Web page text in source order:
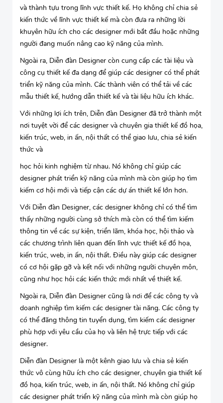
và thành tựu trong lĩnh vực thiết kế. Họ không chỉ chia sẻ
kiến thức về lĩnh vực thiết kế mà còn đưa ra những lời
khuyên hữu ích cho các designer mới bắt đầu hoặc những
người đang muốn nâng cao kỹ năng của mình.
Ngoài ra, Diễn đàn Designer còn cung cấp các tài liệu và
công cụ thiết kế đa dạng để giúp các designer có thể phát
triển kỹ năng của mình. Các thành viên có thể tải về các
mẫu thiết kế, hướng dẫn thiết kế và tài liệu hữu ích khác.
Với những lợi ích trên, Diễn đàn Designer đã trở thành một
nơi tuyệt vời để các designer và chuyên gia thiết kế đồ họa,
kiến trúc, web, in ấn, nội thất có thể giao lưu, chia sẻ kiến
thức và
học hỏi kinh nghiệm từ nhau. Nó không chỉ giúp các
designer phát triển kỹ năng của mình mà còn giúp họ tìm
kiếm cơ hội mới và tiếp cận các dự án thiết kế lớn hơn.
Với Diễn đàn Designer, các designer không chỉ có thể tìm
thấy những người cùng sở thích mà còn có thể tìm kiếm
thông tin về các sự kiện, triển lãm, khóa học, hội thảo và
các chương trình liên quan đến lĩnh vực thiết kế đồ họa,
kiến trúc, web, in ấn, nội thất. Điều này giúp các designer
có cơ hội gặp gỡ và kết nối với những người chuyên môn,
cũng như học hỏi các kiến thức mới nhất về thiết kế.
Ngoài ra, Diễn đàn Designer cũng là nơi để các công ty và
doanh nghiệp tìm kiếm các designer tài năng. Các công ty
có thể đăng thông tin tuyển dụng, tìm kiếm các designer
phù hợp với yêu cầu của họ và liên hệ trực tiếp với các
designer.
Diễn đàn Designer là một kênh giao lưu và chia sẻ kiến
thức vô cùng hữu ích cho các designer, chuyên gia thiết kế
đồ họa, kiến trúc, web, in ấn, nội thất. Nó không chỉ giúp
các designer phát triển kỹ năng của mình mà còn giúp họ